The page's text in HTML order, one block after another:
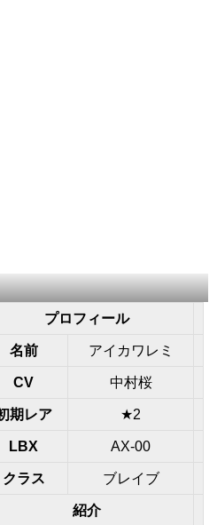
プロフィール
名前 アイカワレミ
CV 中村桜
期レア ★2
LBX AX-00
クラス ブレイブ
紹介